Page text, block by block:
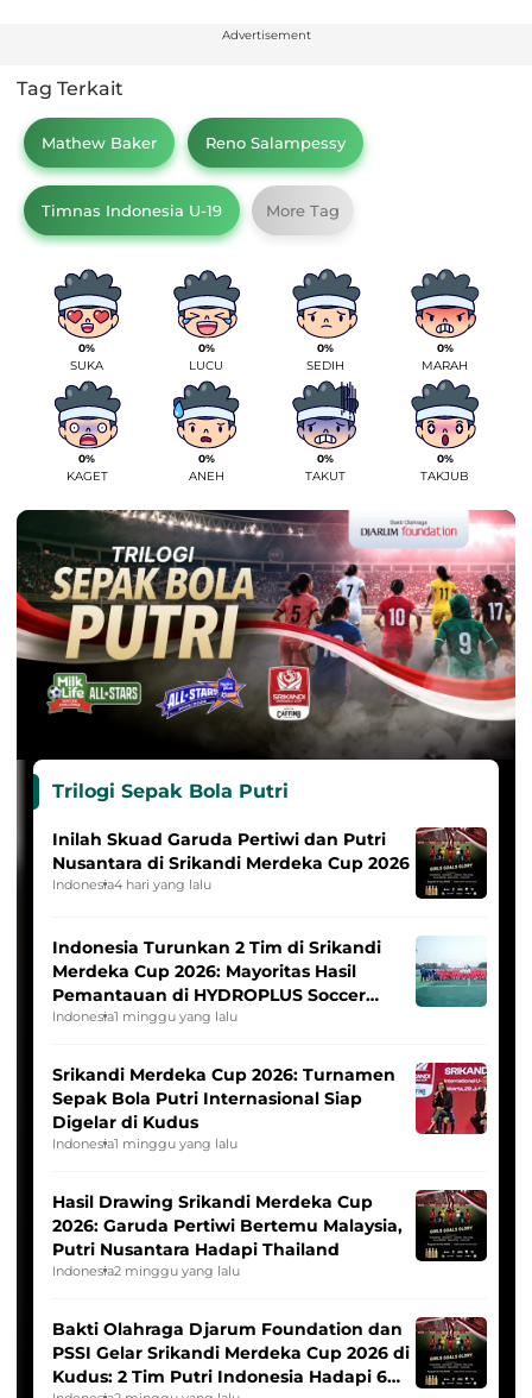
Advertisement
Tag Terkait
Mathew Baker Reno Salampessy
Timnas Indonesia U-19 More Tag
0%
SUKA
0%
LUCU
0%
SEDIH
0%
MARAH
0%
KAGET
0%
ANEH
0%
TAKUT
0%
TAKJUB
Trilogi Sepak Bola Putri
Inilah Skuad Garuda Pertiwi dan Putri
Nusantara di Srikandi Merdeka Cup 2026
Indonesia4 hari yang lalu
Indonesia Turunkan 2 Tim di Srikandi
Merdeka Cup 2026: Mayoritas Hasil
Pemantauan di HYDROPLUS Soccer
League
Indonesia1 minggu yang lalu
Srikandi Merdeka Cup 2026: Turnamen
Sepak Bola Putri Internasional Siap
Digelar di Kudus
Indonesia1 minggu yang lalu
Hasil Drawing Srikandi Merdeka Cup
2026: Garuda Pertiwi Bertemu Malaysia,
Putri Nusantara Hadapi Thailand
Indonesia2 minggu yang lalu
Bakti Olahraga Djarum Foundation dan
PSSI Gelar Srikandi Merdeka Cup 2026 di
Kudus: 2 Tim Putri Indonesia Hadapi 6